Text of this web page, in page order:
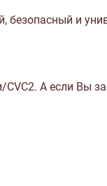
безопасный и
А если Вы